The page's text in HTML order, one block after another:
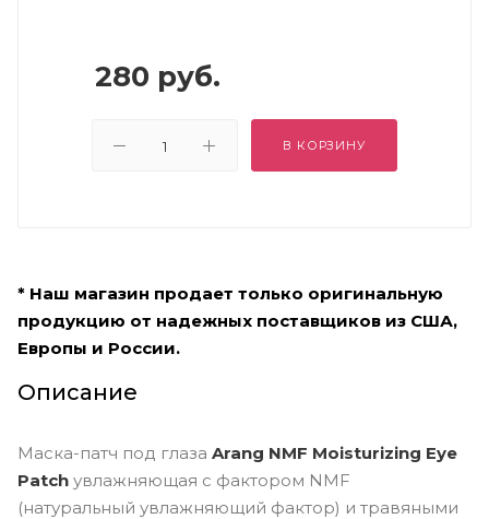
280 руб.
В КОРЗИНУ
* Наш магазин продает только оригинальную
продукцию от надежных поставщиков из США,
Европы и России.
Описание
Маска-патч под глаза Arang NMF Moisturizing Eye
Patch увлажняющая с фактором NMF
(натуральный увлажняющий фактор) и травяными